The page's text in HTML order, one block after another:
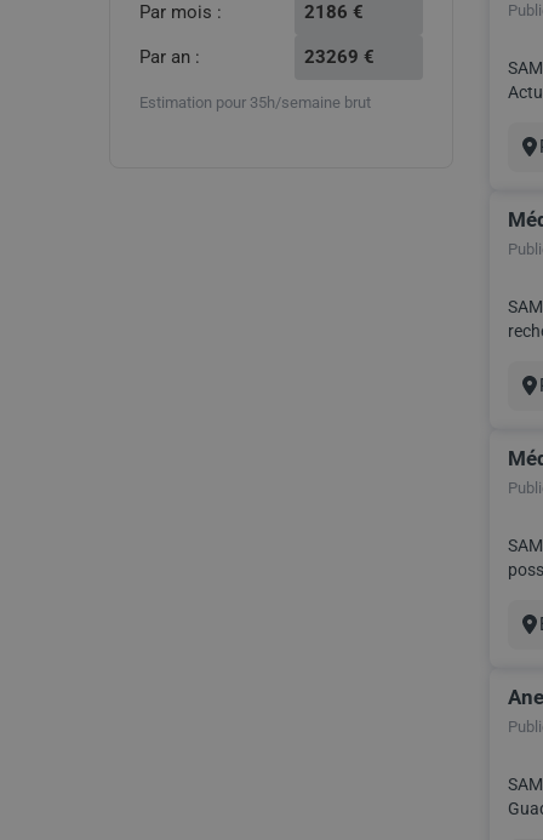
(2)
Mahault
Saint-
Par mois : 2186 €
Par an : 23269 €
Estimation pour 35h/semaine brut
Guadeloupe. Date : Toute l'année 2026